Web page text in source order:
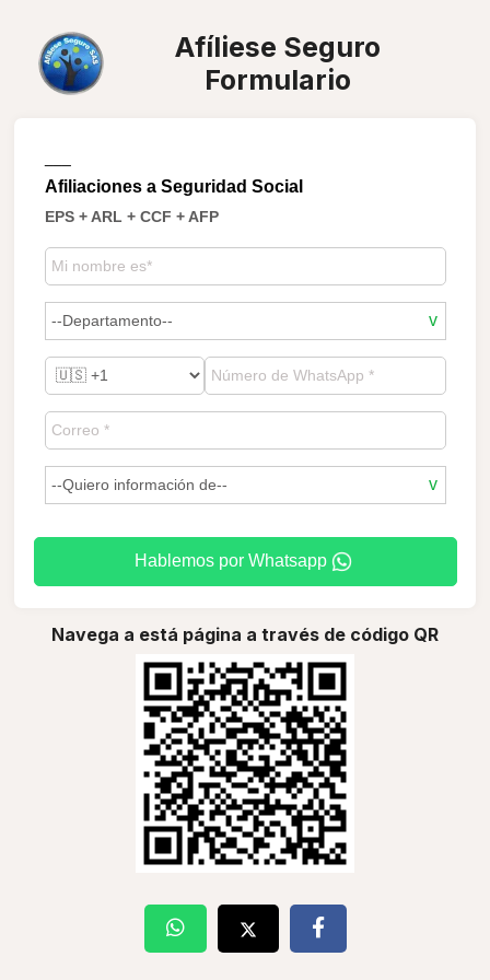
Afíliese Seguro
Formulario
Afiliaciones a Seguridad Social
EPS + ARL + CCF + AFP
Hablemos por Whatsapp
Navega a está página a través de código QR